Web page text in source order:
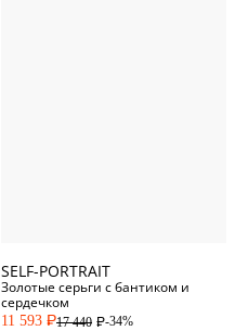
SELF-PORTRAIT
Золотые серьги с бантиком и
сердечком
11 593 P17 440 P-34%